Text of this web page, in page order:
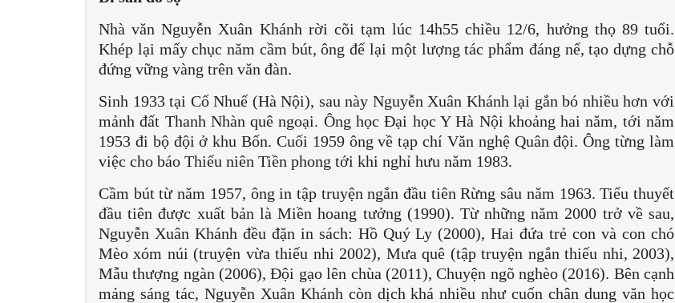
Nhà văn Nguyễn Xuân Khánh rời cõi tạm lúc 14h55 chiều 12/6, hưởng thọ 89 tuổi.
Khép lại mấy chục năm cầm bút, ông để lại một lượng tác phẩm đáng nể, tạo dựng chỗ
đứng vững vàng trên văn đàn.
Sinh 1933 tại Cổ Nhuế (Hà Nội), sau này Nguyễn Xuân Khánh lại gắn bó nhiều hơn với
mảnh đất Thanh Nhàn quê ngoại. Ông học Đại học Y Hà Nội khoảng hai năm, tới năm
1953 đi bộ đội ở khu Bốn. Cuối 1959 ông về tạp chí Văn nghệ Quân đội. Ông từng làm
việc cho báo Thiếu niên Tiền phong tới khi nghỉ hưu năm 1983.
Cầm bút từ năm 1957, ông in tập truyện ngắn đầu tiên Rừng sâu năm 1963. Tiểu thuyết
đầu tiên được xuất bản là Miền hoang tưởng (1990). Từ những năm 2000 trở về sau,
Nguyễn Xuân Khánh đều đặn in sách: Hồ Quý Ly (2000), Hai đứa trẻ con và con chó
Mèo xóm núi (truyện vừa thiếu nhi 2002), Mưa quê (tập truyện ngắn thiếu nhi, 2003),
Mẫu thượng ngàn (2006), Đội gạo lên chùa (2011), Chuyện ngõ nghèo (2016). Bên cạnh
mảng sáng tác, Nguyễn Xuân Khánh còn dịch khá nhiều như cuốn chân dung văn học